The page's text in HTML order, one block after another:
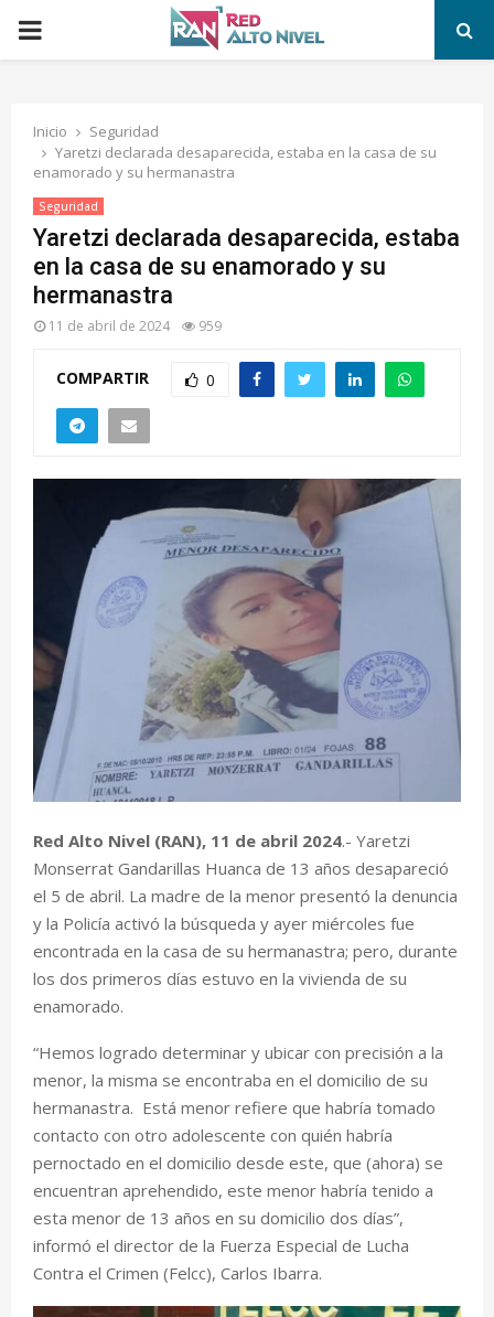
PRIMARY
Inicio
Seguridad
Yaretzi declarada desaparecida, estaba en la casa de su
enamorado y su hermanastra
Seguridad
Yaretzi declarada desaparecida, estaba
en la casa de su enamorado y su
hermanastra
11 de abril de 2024 959
COMPARTIR 0
Red Alto Nivel (RAN), 11 de abril 2024.- Yaretzi
Monserrat Gandarillas Huanca de 13 años desapareció
el 5 de abril. La madre de la menor presentó la denuncia
y la Policía activó la búsqueda y ayer miércoles fue
encontrada en la casa de su hermanastra; pero, durante
los dos primeros días estuvo en la vivienda de su
enamorado.
“Hemos logrado determinar y ubicar con precisión a la
menor, la misma se encontraba en el domicilio de su
hermanastra. Está menor refiere que habría tomado
contacto con otro adolescente con quién habría
pernoctado en el domicilio desde este, que (ahora) se
encuentran aprehendido, este menor habría tenido a
esta menor de 13 años en su domicilio dos días”,
informó el director de la Fuerza Especial de Lucha
Contra el Crimen (Felcc), Carlos Ibarra.